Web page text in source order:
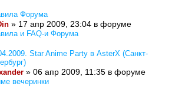
Форума
» 17 апр 2009, 23:04 в форуме
и FAQ-и Форума
Star Anime Party в AsterX (Санкт-
» 06 апр 2009, 11:35 в форуме
вечеринки